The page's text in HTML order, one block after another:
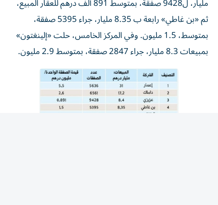
ثم «بن غاطي» رابعة ب 8.35 مليار، جراء 5395 صفقة،
بمتوسط، 1.5 مليون. وفي المركز الخامس، حلت «إلينغتون»
بمبيعات 8.3 مليار، جراء 2847 صفقة، بمتوسط 2.9 مليون.